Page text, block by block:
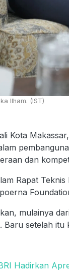
Ilham. (IST)
Kota
dan
Rapat
mulainya
setelah itu
Hadirkan